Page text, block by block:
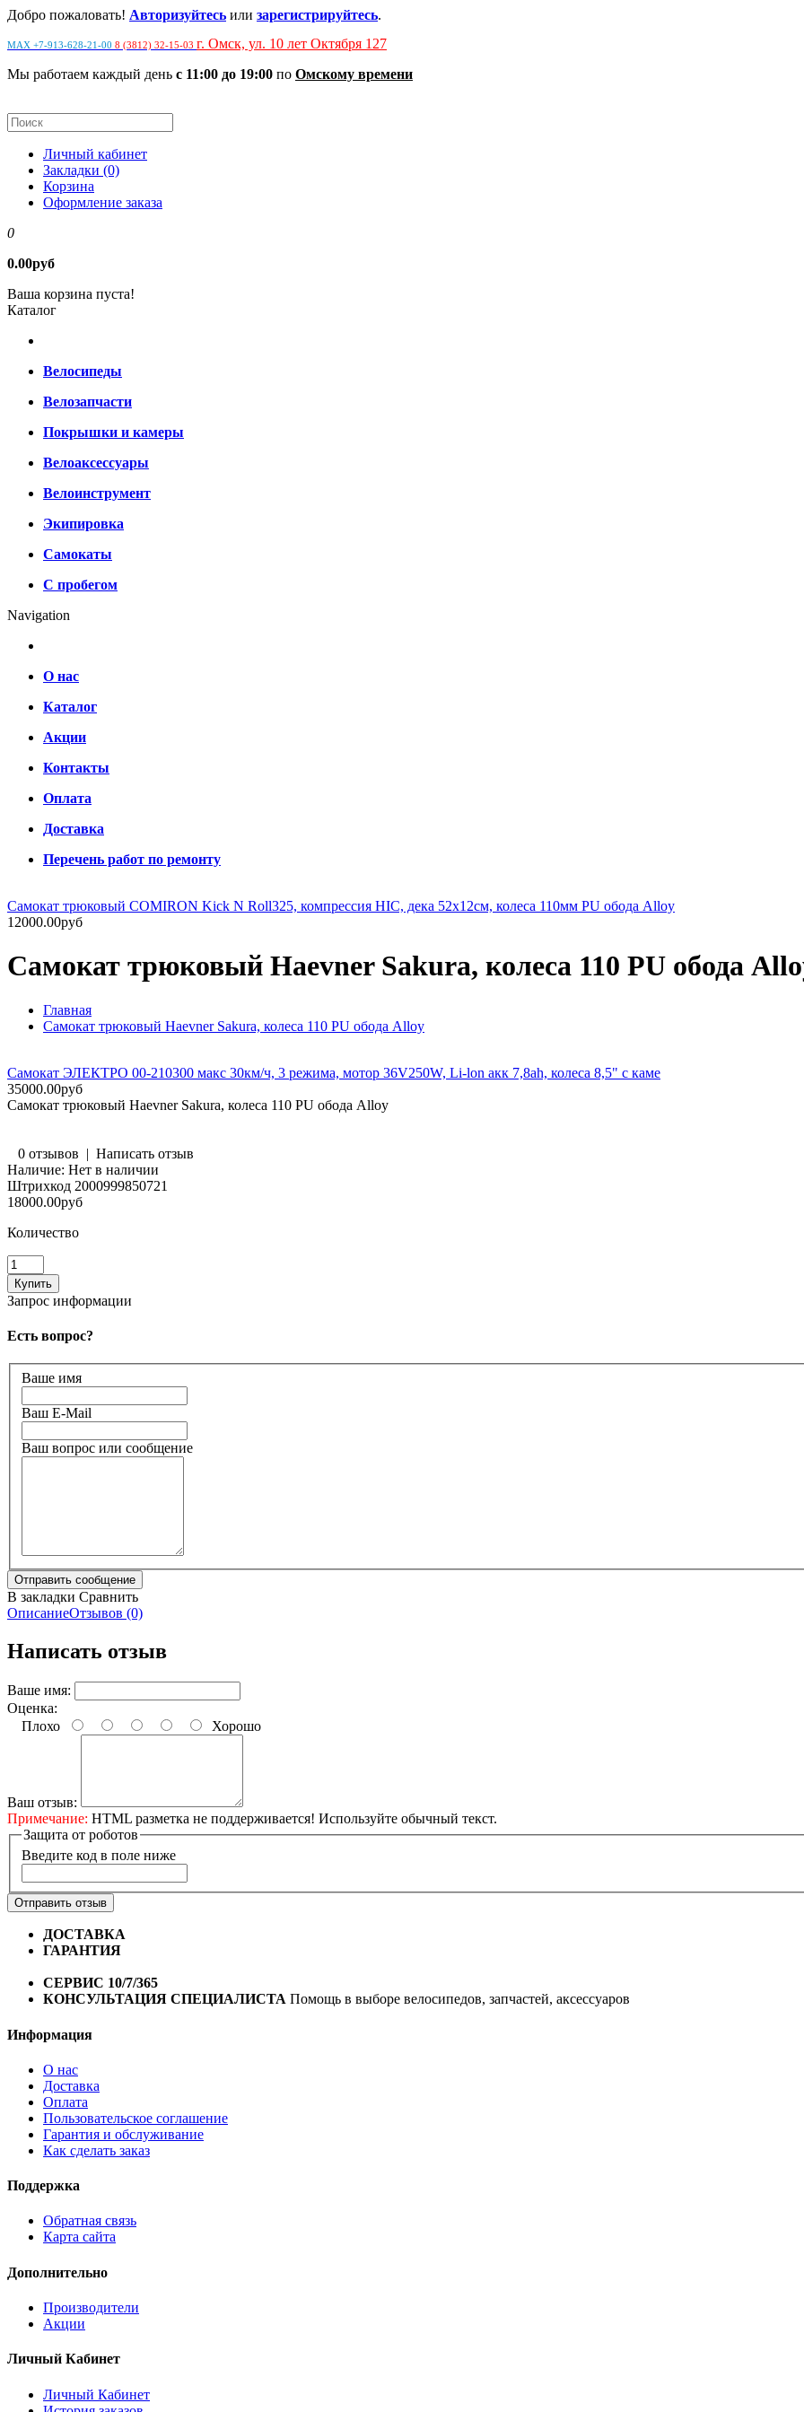
Добро пожаловать! Авторизуйтесь или зарегистрируйтесь.
MAX +7-913-628-21-00 8 (3812) 32-15-03 г. Омск, ул. 10 лет Октября 127
Мы работаем каждый день с 11:00 до 19:00 по Омскому времени
Личный кабинет
Закладки (0)
Корзина
Оформление заказа
0
0.00руб
Ваша корзина пуста!
Каталог
Велосипеды
Велозапчасти
Покрышки и камеры
Велоаксессуары
Велоинструмент
Экипировка
Самокаты
С пробегом
Navigation
О нас
Каталог
Акции
Контакты
Оплата
Доставка
Перечень работ по ремонту
Самокат трюковый COMIRON Kick N Roll325, компрессия HIC, дека 52х12см, колеса 110мм PU обода Alloy
12000.00руб
Самокат трюковый Haevner Sakura, колеса 110 PU обода
Главная
Самокат трюковый Haevner Sakura, колеса 110 PU обода Alloy
Самокат ЭЛЕКТРО 00-210300 макс 30км/ч, 3 режима, мотор 36V250W, Li-lon акк 7,8ah, колеса 8,5" с каме
35000.00руб
Самокат трюковый Haevner Sakura, колеса 110 PU обода Alloy
0 отзывов | Написать отзыв
Наличие: Нет в наличии
Штрихкод 2000999850721
18000.00руб
Количество
Запрос информации
Есть вопрос?
Ваше имя
Ваш E-Mail
Ваш вопрос или сообщение
В закладки Сравнить
ОписаниеОтзывов (0)
Написать отзыв
Ваше имя:
Оценка:
Плохо
Хорошо
Ваш отзыв:
Примечание: HTML разметка не поддерживается! Используйте обычный текст.
Защита от роботов
Введите код в поле ниже
Отправить отзыв
ДОСТАВКА
ГАРАНТИЯ
СЕРВИС 10/7/365
КОНСУЛЬТАЦИЯ СПЕЦИАЛИСТА Помощь в выборе велосипедов, запчастей, аксессуаров
Информация
О нас
Доставка
Оплата
Пользовательское соглашение
Гарантия и обслуживание
Как сделать заказ
Поддержка
Обратная связь
Карта сайта
Дополнительно
Производители
Акции
Личный Кабинет
Личный Кабинет